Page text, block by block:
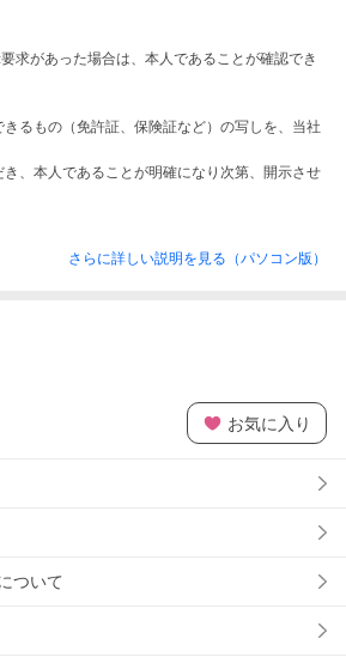
求があった場合は、本人であることが確認でき
るもの（免許証、保険証など）の写しを、当社
、本人であることが明確になり次第、開示させ
さらに詳しい説明を見る（パソコン版）
お気に入り
ついて